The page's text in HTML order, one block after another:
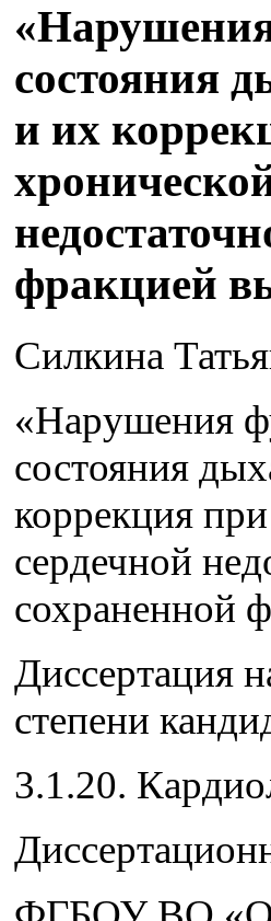
состояния
и их
фракцией
Силкина
«Нарушения
состояния
коррекция
сердечной
сохраненной
Диссертация
степени
3.1.20.